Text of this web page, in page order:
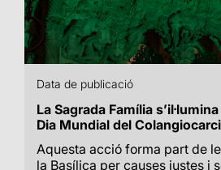
Data de publicació
La Sagrada Família
Dia Mundial del
Aquesta acció forma part de
la Basílica per causes justes i